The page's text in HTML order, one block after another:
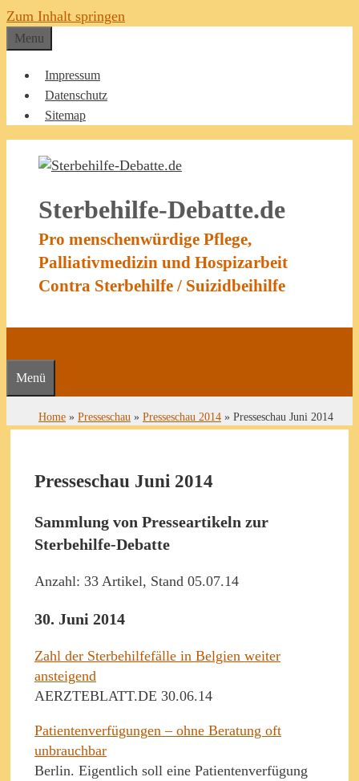
Zum Inhalt springen
Menu
Impressum
Datenschutz
Sitemap
Sterbehilfe-Debatte.de
Pro menschenwürdige Pflege,
Palliativmedizin und Hospizarbeit
Contra Sterbehilfe / Suizidbeihilfe
Menü
Home » Presseschau » Presseschau 2014 » Presseschau Juni 2014
Presseschau Juni 2014
Sammlung von Presseartikeln zur
Sterbehilfe-Debatte
Anzahl: 33 Artikel, Stand 05.07.14
30. Juni 2014
Zahl der Sterbehilfefälle in Belgien weiter
ansteigend
AERZTEBLATT.DE 30.06.14
Patientenverfügungen – ohne Beratung oft
unbrauchbar
Berlin. Eigentlich soll eine Patientenverfügung